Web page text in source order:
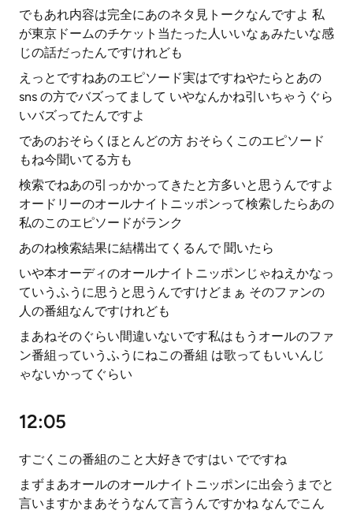
でもあれ内容は完全にあのネタ見トークなんですよ 私
が東京ドームのチケット当たった人いいなぁみたいな感
じの話だったんですけれども
えっとですねあのエピソード実はですねやたらとあの
sns の方でバズってまして いやなんかね引いちゃうぐら
いバズってたんですよ
であのおそらくほとんどの方 おそらくこのエピソード
もね今聞いてる方も
検索でねあの引っかかってきたと方多いと思うんですよ
オードリーのオールナイトニッポンって検索したらあの
私のこのエピソードがランク
あのね検索結果に結構出てくるんで 聞いたら
いや本オーディのオールナイトニッポンじゃねえかなっ
ていうふうに思うと思うんですけどまぁ そのファンの
人の番組なんですけれども
まあねそのぐらい間違いないです私はもうオールのファ
ン番組っていうふうにねこの番組 は歌ってもいいんじ
ゃないかってぐらい
12:05
すごくこの番組のこと大好きですはい でですね
まずまあオールのオールナイトニッポンに出会うまでと
言いますかまあそうなんて言うんですかね なんでこん